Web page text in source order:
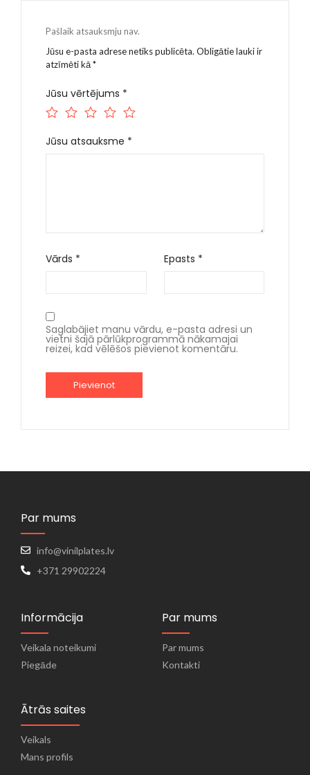
Pašlaik atsauksmju nav.
Jūsu e-pasta adrese netiks publicēta. Obligātie lauki ir
atzīmēti kā*
Jūsu vērtējums *
Jūsu atsauksme *
Vārds * Epasts *
Saglabājiet manu vārdu, e-pasta adresi un
vietni šajā pārlūkprogrammā nākamajai
reizei, kad vēlēšos pievienot komentāru.
Par mums
info@vinilplates.lv
+371 29902224
Informācija
Veikala noteikumi
Piegāde
Par mums
Par mums
Kontakti
Ātrās saites
Veikals
Mans profils